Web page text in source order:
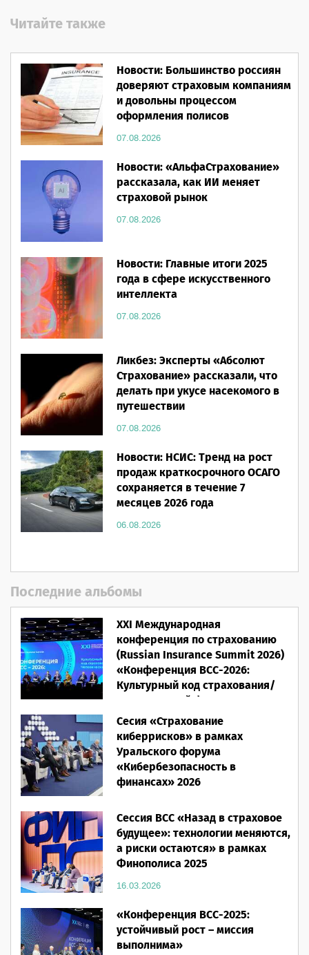
Читайте также
Новости: Большинство россиян
доверяют страховым компаниям
и довольны процессом
оформления полисов
07.08.2026
Новости: «АльфаСтрахование»
рассказала, как ИИ меняет
страховой рынок
07.08.2026
Новости: Главные итоги 2025
года в сфере искусственного
интеллекта
07.08.2026
Ликбез: Эксперты «Абсолют
Страхование» рассказали, что
делать при укусе насекомого в
путешествии
07.08.2026
Новости: НСИС: Тренд на рост
продаж краткосрочного ОСАГО
сохраняется в течение 7
месяцев 2026 года
06.08.2026
Последние альбомы
XXI Международная
конференция по страхованию
(Russian Insurance Summit 2026)
«Конференция ВСС-2026:
Культурный код страхования/
Человеческий фактор»
28.05.2026
Сесия «Страхование
киберрисков» в рамках
Уральского форума
«Кибербезопасность в
финансах» 2026
Сессия ВСС «Назад в страховое
будущее»: технологии меняются,
а риски остаются» в рамках
Финополиса 2025
16.03.2026
«Конференция ВСС-2025:
устойчивый рост – миссия
выполнима»